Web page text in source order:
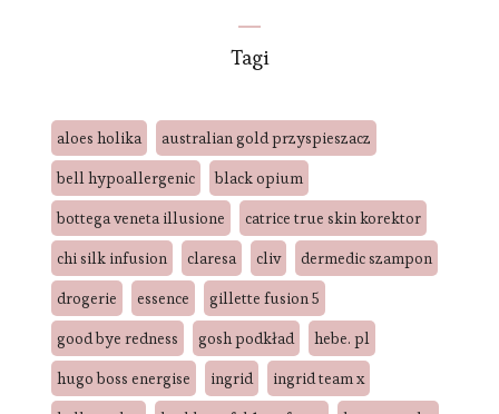
Tagi
aloes holika
australian gold przyspieszacz
bell hypoallergenic
black opium
bottega veneta illusione
catrice true skin korektor
chi silk infusion
claresa cliv
dermedic szampon
drogerie
essence
gillette fusion 5
good bye redness
gosh podkład
hebe. pl
hugo boss energise
ingrid
ingrid team x